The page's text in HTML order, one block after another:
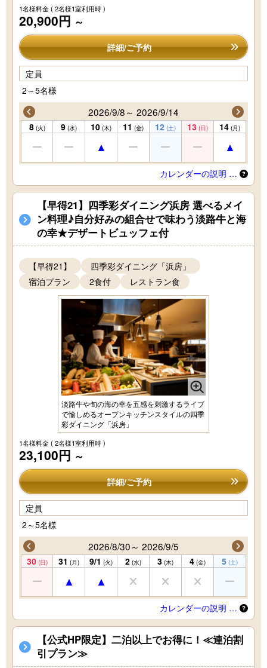
1名様料金( 2名様1室利用時 )
20,900円 ～
詳細/ご予約
定員
2～5名様
2026/9/8～ 2026/9/14
8 (火) 9 (水) 10 (木) 11 (金) 12 (土) 13 (日) 14 (月)
カレンダーの説明 …
【早得21】四季彩ダイニング浜房 選べるメイ
ン料理♪自分好みの組合せで味わう淡路牛と海
の幸★デザートビュッフェ付
【早得21】
四季彩ダイニング「浜房」
宿泊プラン
2食付 レストラン食
淡路牛や旬の海の幸を五感を刺激するライブ
で愉しめるオープンキッチンスタイルの四季
彩ダイニング「浜房」
1名様料金( 2名様1室利用時 )
23,100円 ～
詳細/ご予約
定員
2～5名様
2026/8/30～ 2026/9/5
30 (日) 31 (月) 9/1 (火) 2 (水) 3 (木) 4 (金) 5 (土)
カレンダーの説明 …
【公式HP限定】二泊以上でお得に！≪連泊割
引プラン≫